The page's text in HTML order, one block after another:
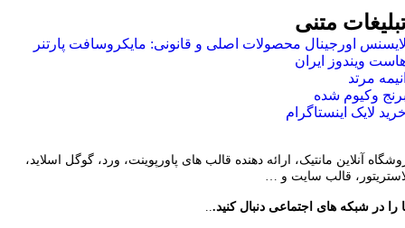
متنی
اورجینال محصولات اصلی و قانونی: مایکروسافت پارتنر
ویندوز ایران
مرتد
وکیوم شده
لایک اینستاگرام
آنلاین مانتیک، ارائه دهنده قالب های پاورپوینت، ورد، گوگل اسلاید،
قالب سایت و …
را در شبکه های اجتماعی دنبال کنید.